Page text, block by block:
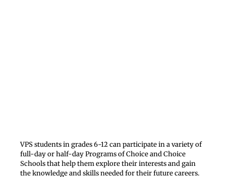
VPS students in grades 6-12 can participate in a variety of
full-day or half-day Programs of Choice and Choice
Schools that help them explore their interests and gain
the knowledge and skills needed for their future careers.